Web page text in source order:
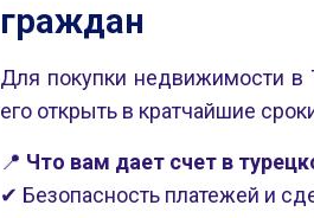
граждан
Для покупки недвижимости в
его открыть в кратчайшие
📍 Что вам дает счет в
✔ Безопасность платежей и